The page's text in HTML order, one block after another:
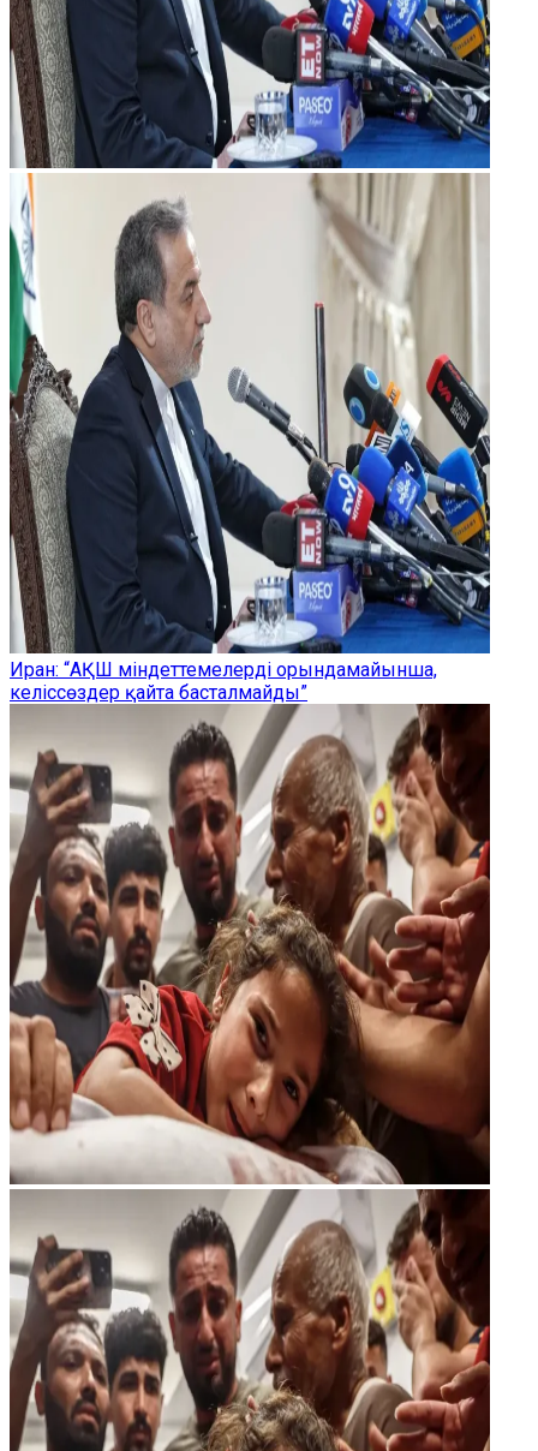
Иран: “АҚШ міндеттемелерді орындамайынша,
келіссөздер қайта басталмайды”